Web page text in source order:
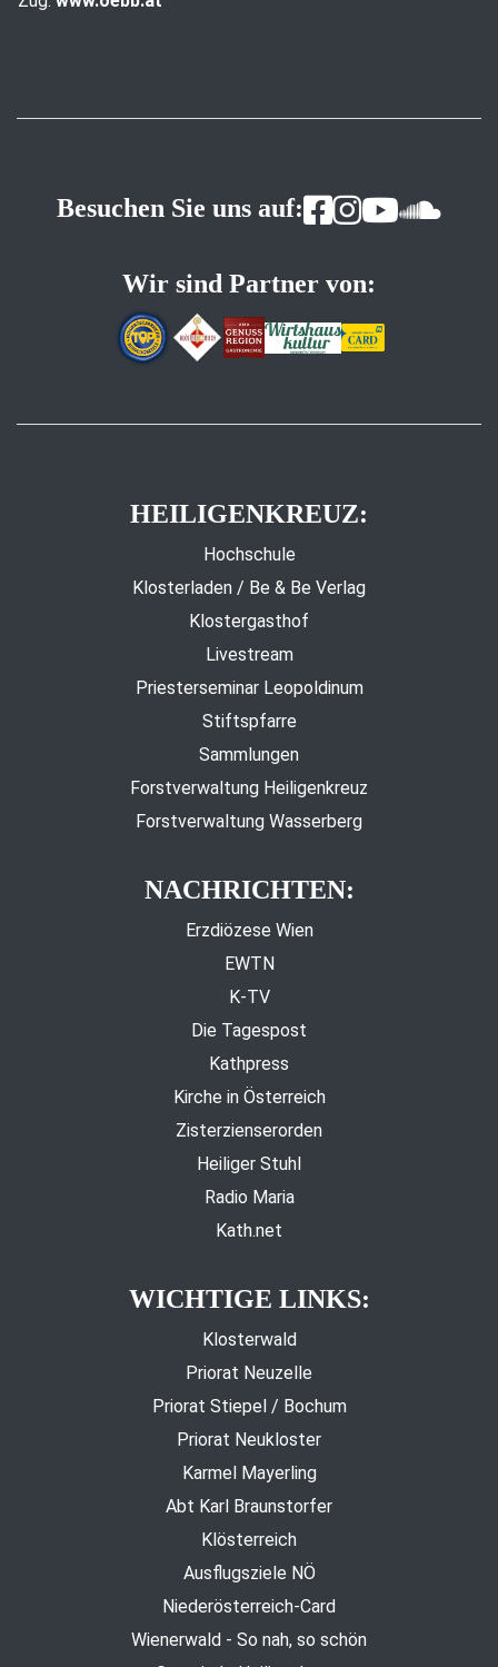
Besuchen Sie uns auf:
Wir sind Partner von:
HEILIGENKREUZ:
Hochschule
Klosterladen / Be & Be Verlag
Klostergasthof
Livestream
Priesterseminar Leopoldinum
Stiftspfarre
Sammlungen
Forstverwaltung Heiligenkreuz
Forstverwaltung Wasserberg
NACHRICHTEN:
Erzdiözese Wien
EWTN
K-TV
Die Tagespost
Kathpress
Kirche in Österreich
Zisterzienserorden
Heiliger Stuhl
Radio Maria
Kath.net
WICHTIGE LINKS:
Klosterwald
Priorat Neuzelle
Priorat Stiepel / Bochum
Priorat Neukloster
Karmel Mayerling
Abt Karl Braunstorfer
Klösterreich
Ausflugsziele NÖ
Niederösterreich-Card
Wienerwald - So nah, so schön